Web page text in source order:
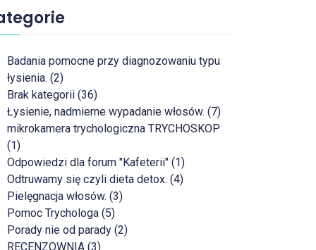
Badania pomocne przy diagnozowaniu typu
łysienia. (2)
Brak kategorii (36)
Łysienie, nadmierne wypadanie włosów. (7)
mikrokamera trychologiczna TRYCHOSKOP
(1)
Odpowiedzi dla forum "Kafeterii" (1)
Odtruwamy się czyli dieta detox. (4)
Pielęgnacja włosów. (3)
Pomoc Trychologa (5)
Porady nie od parady (2)
RECENZOWNIA (3)